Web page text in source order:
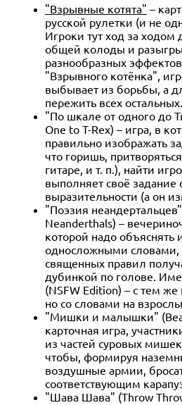
"Взрывные котята" –
русской рулетки (и не
Игроки тут ход за ходом
общей колоды и
разнообразных
"Взрывного котёнка",
выбывает из борьбы, а
пережить всех остальных.
"По шкале от одного до
One to T-Rex) – игра, в
правильно изображать
что горишь,
гитаре, и т. п.), найти
выполняет своё
выразительности (а он
"Поэзия
Neanderthals) –
которой надо объяснять
односложными словами,
священных правил
дубинкой по голове.
(NSFW Edition) – с тем
но со словами на
"Мишки и малышки"
карточная игра,
из частей суровых
чтобы, формируя
воздушные армии,
соответствующим
"Шава Шава" (Throw